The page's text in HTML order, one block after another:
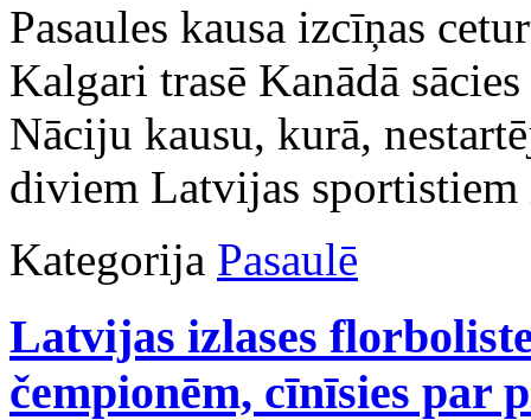
Pasaules kausa izcīņas
Kalgari trasē Kanādā
Nāciju kausu, kurā,
diviem Latvijas
Kategorija Pasaulē
Latvijas izlases
čempionēm, cīnīsies par